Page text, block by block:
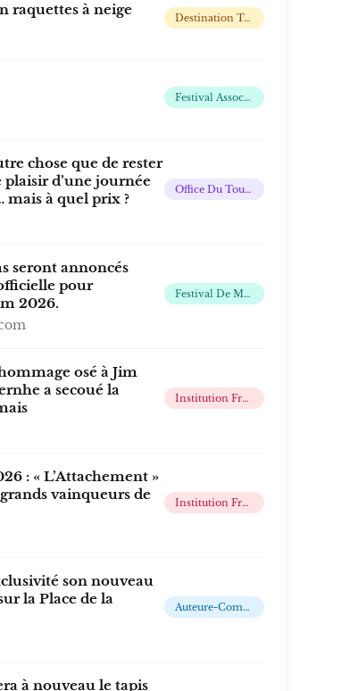
raquettes à neige Destination Touristique 4 Saisons
Festival Associatif Français De Musiques Actuelles
chose que de rester
plaisir d’une journée
à quel prix ?
Office Du Tourisme
seront annoncés
pour
2026.
Festival De Musique Électronique
osé à Jim
a secoué la
Institution Française Qui Récompense Annuellement Les Meilleurs Films Et Professionnels Du Cinéma Français
: « L’Attachement »
vainqueurs de
Institution Française Qui Récompense Annuellement Les Meilleurs Films Et Professionnels Du Cinéma Français
son nouveau
la Place de la
Auteure-Compositrice-Interprète, Musicienne, Productrice, Actrice Et Mannequin
à nouveau le tapis